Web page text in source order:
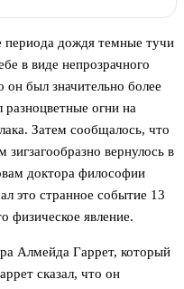
периода дождя темные тучи
в виде непрозрачного
был значительно более
огни на
Затем сообщалось, что
вернулось в
доктора философии
это странное событие 13
физическое явление.
Алмейда Гаррет, который
сказал, что он